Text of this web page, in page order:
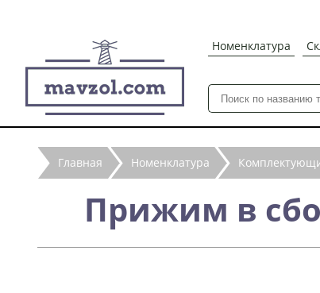
Номенклатура
Главная Номенклатура
Прижим в